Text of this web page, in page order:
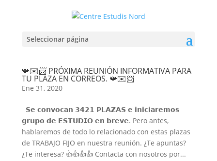
Seleccionar página
📯✉️📨 PRÓXIMA REUNIÓN INFORMATIVA PARA
TU PLAZA EN CORREOS. 📯✉️📨
Ene 31, 2020
𝗦𝗲 𝗰𝗼𝗻𝘃𝗼𝗰𝗮𝗻 𝟯𝟰𝟮𝟭 𝗣𝗟𝗔𝗭𝗔𝗦 𝗲 𝗶𝗻𝗶𝗰𝗶𝗮𝗿𝗲𝗺𝗼𝘀
𝗴𝗿𝘂𝗽𝗼 𝗱𝗲 𝗘𝗦𝗧𝗨𝗗𝗜𝗢 𝗲𝗻 𝗯𝗿𝗲𝘃𝗲. Pero antes,
hablaremos de todo lo relacionado con estas plazas
de TRABAJO FIJO en nuestra reunión. ¿Te apuntas?
¿Te interesa? 👍👍👍👍 Contacta con nosotros por...